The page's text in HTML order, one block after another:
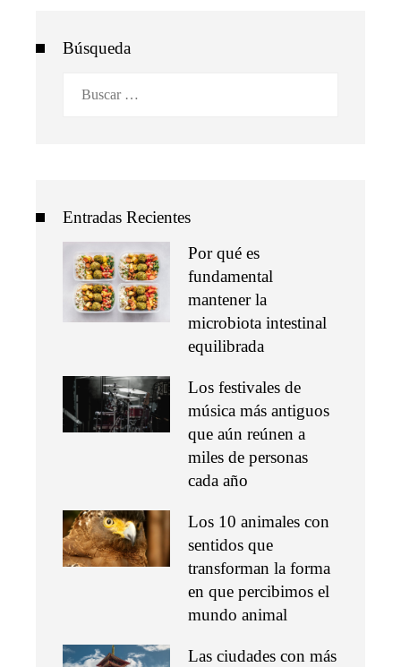
Búsqueda
Entradas Recientes
Por qué es
fundamental
mantener la
microbiota intestinal
equilibrada
Los festivales de
música más antiguos
que aún reúnen a
miles de personas
cada año
Los 10 animales con
sentidos que
transforman la forma
en que percibimos el
mundo animal
Las ciudades con más